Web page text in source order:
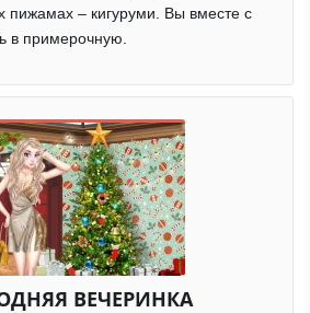
пижамах – кигуруми. Вы вместе с
в примерочную.
ВЕЧЕРИНКА